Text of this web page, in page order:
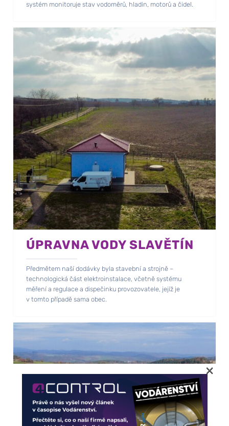
systém monitoruje stav vodoměrů, hladin, motorů a čidel.
ÚPRAVNA VODY SLAVĚTÍN
Předmětem naší dodávky byla stavební a strojně –
technologická část elektroinstalace, včetně systému
měření a regulace a dispečinku provozovatele, jejíž je
v tomto případě sama obec.
×